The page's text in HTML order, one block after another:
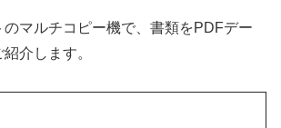
のマルチコピー機で、書類をPDFデー
介します。